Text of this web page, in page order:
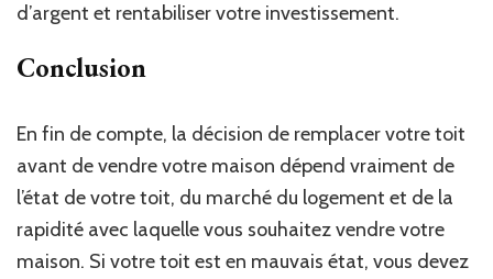
d’argent et rentabiliser votre investissement.
Conclusion
En fin de compte, la décision de remplacer votre toit
avant de vendre votre maison dépend vraiment de
l’état de votre toit, du marché du logement et de la
rapidité avec laquelle vous souhaitez vendre votre
maison. Si votre toit est en mauvais état, vous devez